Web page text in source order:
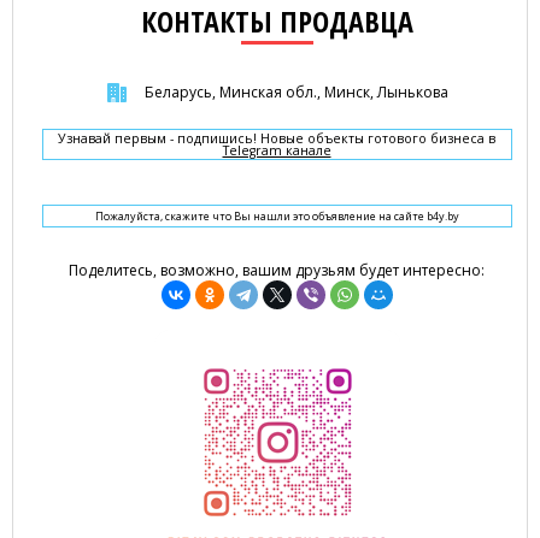
КОНТАКТЫ ПРОДАВЦА
Беларусь, Минская обл., Минск, Лынькова
Узнавай первым - подпишись! Новые объекты готового бизнеса в
Telegram канале
Пожалуйста, скажите что Вы нашли это объявление на сайте b4y.by
Поделитесь, возможно, вашим друзьям будет интересно: